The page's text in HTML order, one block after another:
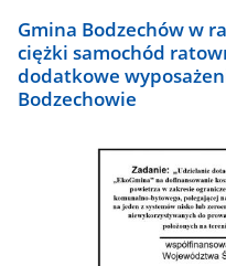
Gmina Bodzechów w
ciężki samochód
dodatkowe
Bodzechowie